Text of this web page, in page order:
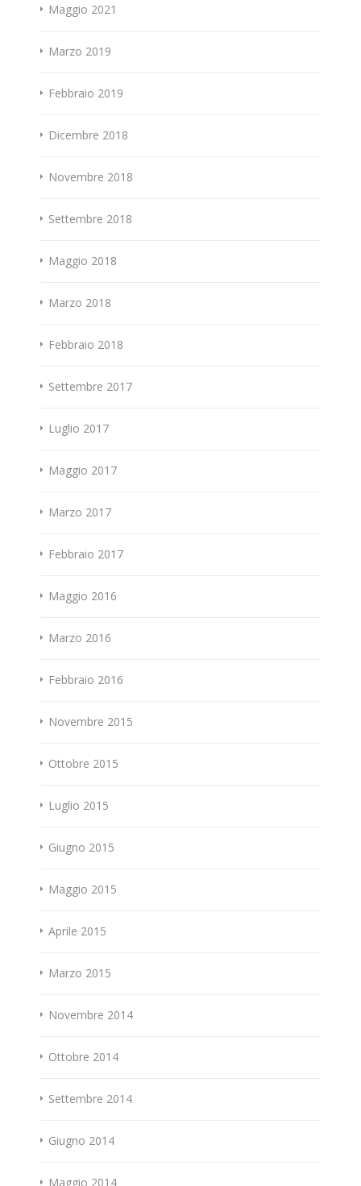
Maggio 2021
Marzo 2019
Febbraio 2019
Dicembre 2018
Novembre 2018
Settembre 2018
Maggio 2018
Marzo 2018
Febbraio 2018
Settembre 2017
Luglio 2017
Maggio 2017
Marzo 2017
Febbraio 2017
Maggio 2016
Marzo 2016
Febbraio 2016
Novembre 2015
Ottobre 2015
Luglio 2015
Giugno 2015
Maggio 2015
Aprile 2015
Marzo 2015
Novembre 2014
Ottobre 2014
Settembre 2014
Giugno 2014
Maggio 2014